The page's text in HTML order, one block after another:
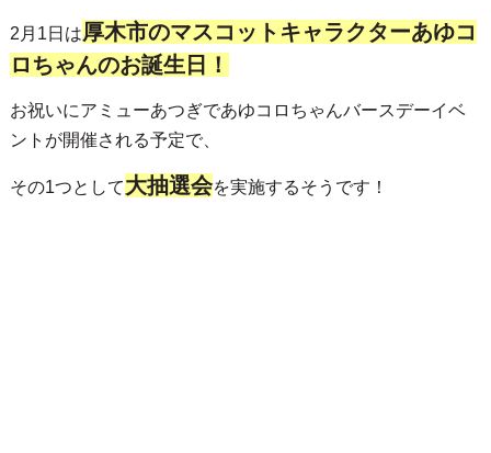
2月1日は厚木市のマスコットキャラクターあゆコ
ロちゃんのお誕生日！
お祝いにアミューあつぎであゆコロちゃんバースデーイベ
ントが開催される予定で、
その1つとして大抽選会を実施するそうです！